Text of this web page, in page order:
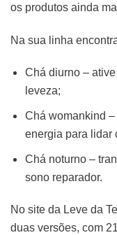
os produtos ainda
Na sua linha
Chá diurno –
leveza;
Chá womankind
energia para lidar
Chá noturno –
sono reparador.
No site da Leve da
duas versões, com